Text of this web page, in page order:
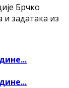
Брчко
и задатака из